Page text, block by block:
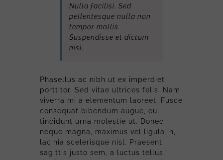
Nulla facilisi. Sed
pellentesque nulla non
tempor mollis.
Suspendisse et dictum
nisl.
Phasellus ac nibh ut ex imperdiet
porttitor. Sed vitae ultrices felis. Nam
viverra mi a elementum laoreet. Fusce
consequat bibendum augue, eu
tincidunt urna molestie ut. Donec
neque magna, maximus vel ligula in,
lacinia scelerisque nisl. Praesent
sagittis justo sem, a luctus tellus